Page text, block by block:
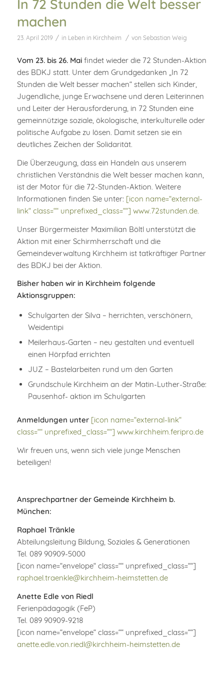
In 72 Stunden die Welt besser
machen
23. April 2019 / in Leben in Kirchheim / von Sebastian Weig
Vom 23. bis 26. Maifindet wieder die 72 Stunden-Aktion
des BDKJ statt. Unter dem Grundgedanken „In 72
Stunden die Welt besser machen“ stellen sich Kinder,
Jugendliche, junge Erwachsene und deren Leiterinnen
und Leiter der Herausforderung, in 72 Stunden eine
gemeinnützige soziale, ökologische, interkulturelle oder
politische Aufgabe zu lösen. Damit setzen sie ein
deutliches Zeichen der Solidarität.
Die Überzeugung, dass ein Handeln aus unserem
christlichen Verständnis die Welt besser machen kann,
ist der Motor für die 72-Stunden-Aktion. Weitere
Informationen finden Sie unter: [icon name=“external-
link“ class=““ unprefixed_class=““] www.72stunden.de.
Unser Bürgermeister Maximilian Böltl unterstützt die
Aktion mit einer Schirmherrschaft und die
Gemeindeverwaltung Kirchheim ist tatkräftiger Partner
des BDKJ bei der Aktion.
Bisher haben wir in Kirchheim folgende
Aktionsgruppen:
Schulgarten der Silva – herrichten, verschönern,
Weidentipi
Meilerhaus-Garten – neu gestalten und eventuell
einen Hörpfad errichten
JUZ – Bastelarbeiten rund um den Garten
Grundschule Kirchheim an der Matin-Luther-Straße:
Pausenhof- aktion im Schulgarten
Anmeldungen unter [icon name=“external-link“
class=““ unprefixed_class=““] www.kirchheim.feripro.de
Wir freuen uns, wenn sich viele junge Menschen
beteiligen!
Ansprechpartner der Gemeinde Kirchheim b.
München:
Raphael Tränkle
Abteilungsleitung Bildung, Soziales & Generationen
Tel. 089 90909-5000
[icon name=“envelope“ class=““ unprefixed_class=““]
raphael.traenkle@kirchheim-heimstetten.de
Anette Edle von Riedl
Ferienpädagogik (FeP)
Tel. 089 90909-9218
[icon name=“envelope“ class=““ unprefixed_class=““]
anette.edle.von.riedl@kirchheim-heimstetten.de